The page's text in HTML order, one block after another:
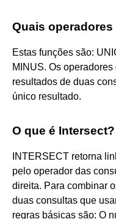
Quais
Estas funções são:
MINUS. Os
resultados de duas
único resultado.
O que é Intersect?
INTERSECT retorna
pelo operador das
direita. Para combinar
duas consultas que
regras básicas são: O